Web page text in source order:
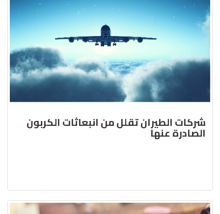
شركات الطيران تقلل من انبعاثات الكربون
الصادرة عنها